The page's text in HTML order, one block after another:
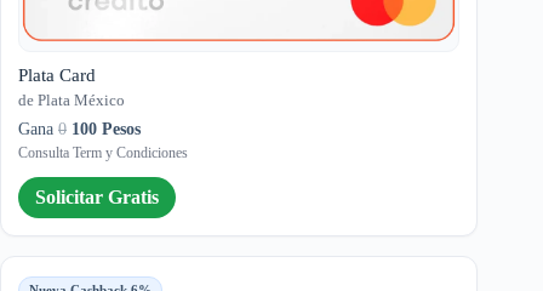
Plata Card
de Plata México
Gana 0 100 Pesos
Consulta Term y Condiciones
Solicitar Gratis